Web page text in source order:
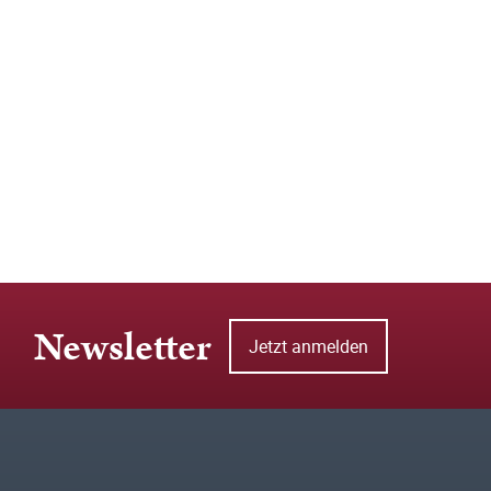
Newsletter Jetzt anmelden